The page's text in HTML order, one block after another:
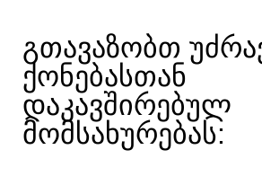
ᲒᲗᲐᲕᲐᲖᲝᲑᲗ
ᲥᲝᲜᲔᲑᲐᲡᲗᲐᲜ
ᲓᲐᲙᲐᲕᲨᲘᲠᲔᲑᲣᲚ
ᲛᲝᲛᲡᲐᲮᲣᲠᲔᲑᲐᲡ:​